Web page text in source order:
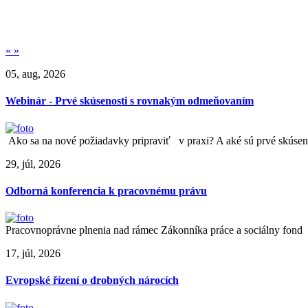
« »
05, aug, 2026
Webinár - Prvé skúsenosti s rovnakým odmeňovaním
Ako sa na nové požiadavky pripraviť v praxi? A aké sú prvé
29, júl, 2026
Odborná konferencia k pracovnému právu
Pracovnoprávne plnenia nad rámec Zákonníka práce a sociálny fond
17, júl, 2026
Evropské řízení o drobných nárocích